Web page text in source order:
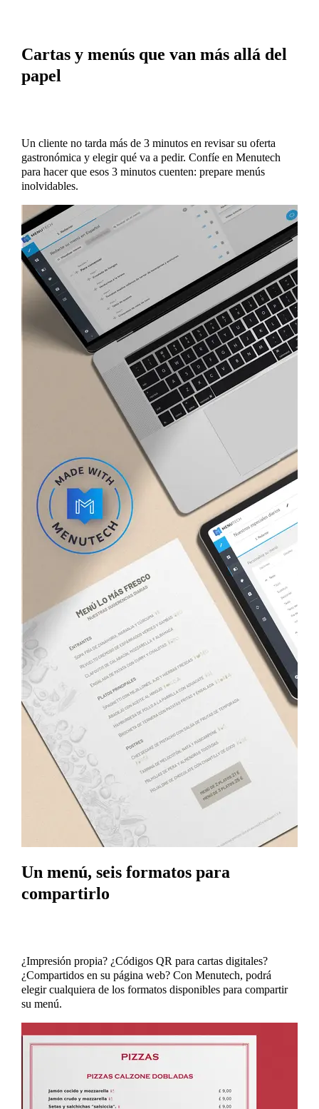
Cartas y menús que van más allá del
papel
Un cliente no tarda más de 3 minutos en revisar su oferta
gastronómica y elegir qué va a pedir. Confíe en Menutech
para hacer que esos 3 minutos cuenten: prepare menús
inolvidables.
Un menú, seis formatos para
compartirlo
¿Impresión propia? ¿Códigos QR para cartas digitales?
¿Compartidos en su página web? Con Menutech, podrá
elegir cualquiera de los formatos disponibles para compartir
su menú.